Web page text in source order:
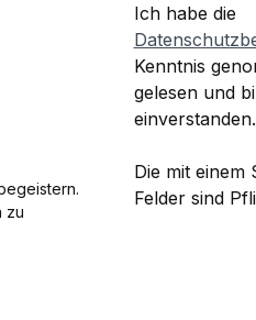
zu
Ich habe die
Kenntnis
gelesen und
einverstanden.
Die mit
Felder sind